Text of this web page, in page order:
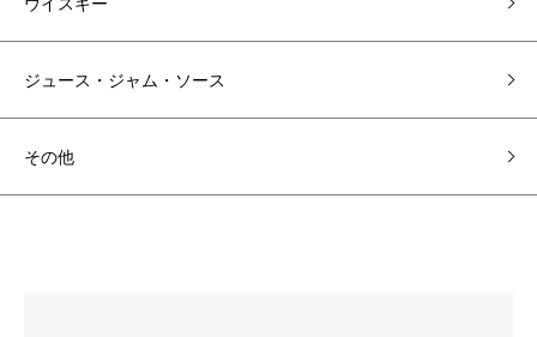
ジュース・ジャム・ソース
その他